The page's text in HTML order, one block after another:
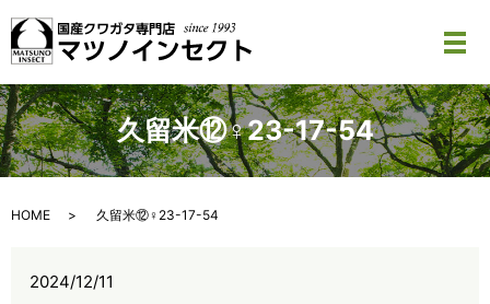
メ
久留米⑫♀23-17-54
HOME 久留米⑫♀23-17-54
2024/12/11